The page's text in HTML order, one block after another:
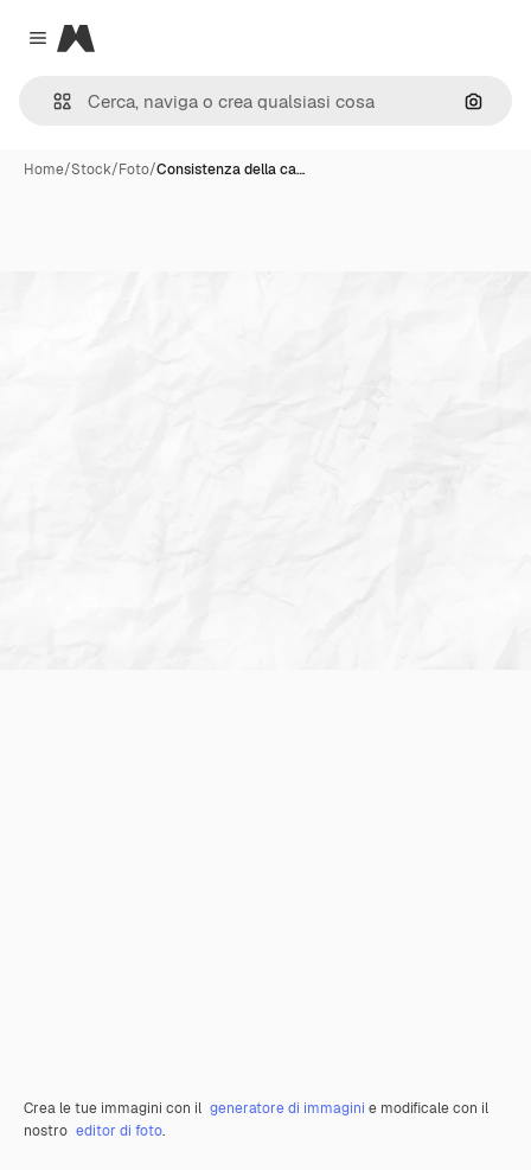
Close menu
Magnific
Cerca
Home/Stock/Foto/Consistenza della ca…
Crea le tue immagini con il generatore di immagini e modificale con il
nostro editor di foto.